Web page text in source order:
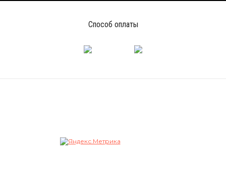
Способ оплаты